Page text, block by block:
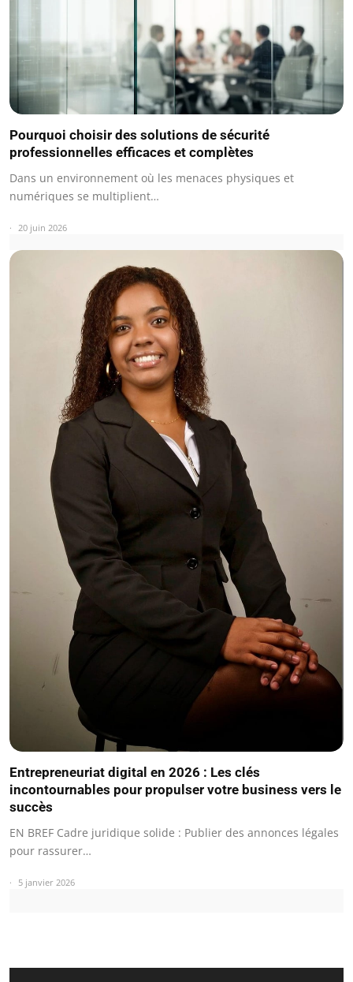
Pourquoi choisir des solutions de sécurité
professionnelles efficaces et complètes
Dans un environnement où les menaces physiques et
numériques se multiplient…
20 juin 2026
Entrepreneuriat digital en 2026 : Les clés
incontournables pour propulser votre business vers le
succès
EN BREF Cadre juridique solide : Publier des annonces légales
pour rassurer…
5 janvier 2026